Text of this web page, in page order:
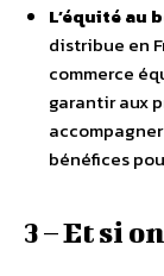
L’équité au
distribue en
commerce
garantir aux
bénéfices
3 – Et si